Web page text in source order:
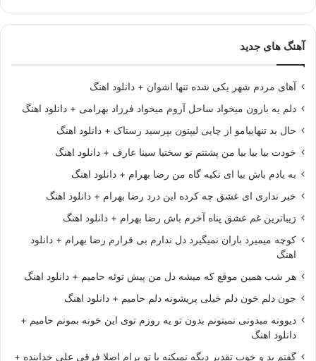
آهنگ های جدید
آهای مردم شهر یکی شده تنها اشوان + دانلود اهنگ
دلم یه بارون میخواد ساحل آروم میخواد فرزاد بهرامی + دانلود اهنگ
حال بد تنهاییامو از چایی لیپتون بپرسید رستاک + دانلود اهنگ
خودت بیا بیا بیا من پشتتم تو سختیا سینا عارف + دانلود اهنگ
به یادم باش بیا ای تکیه گاه من رضا بهرام + دانلود اهنگ
خبر نداری ای عشق چه کرده این درد رضا بهرام + دانلود اهنگ
زیباترین غم عشق پناه آخرم باش رضا بهرام + دانلود اهنگ
کوچه میمیرد باران نمیگیرد دل ندارم بی قرارم رضا بهرام + دانلود
اهنگ
هر شب همین موقع که میشه دل من پیش توئه حامیم + دانلود اهنگ
جون دلم خون دلم خیلی پریشونه دلم حامیم + دانلود اهنگ
دیوونه میدونی نمیتونم بدون تو یه روزم توی این خونه بمونم حامیم +
دانلود اهنگ
گفتم بد و خوب تقدیر دیگه نمیکنه با تو برام اصلا فرقی علی خدابنده +